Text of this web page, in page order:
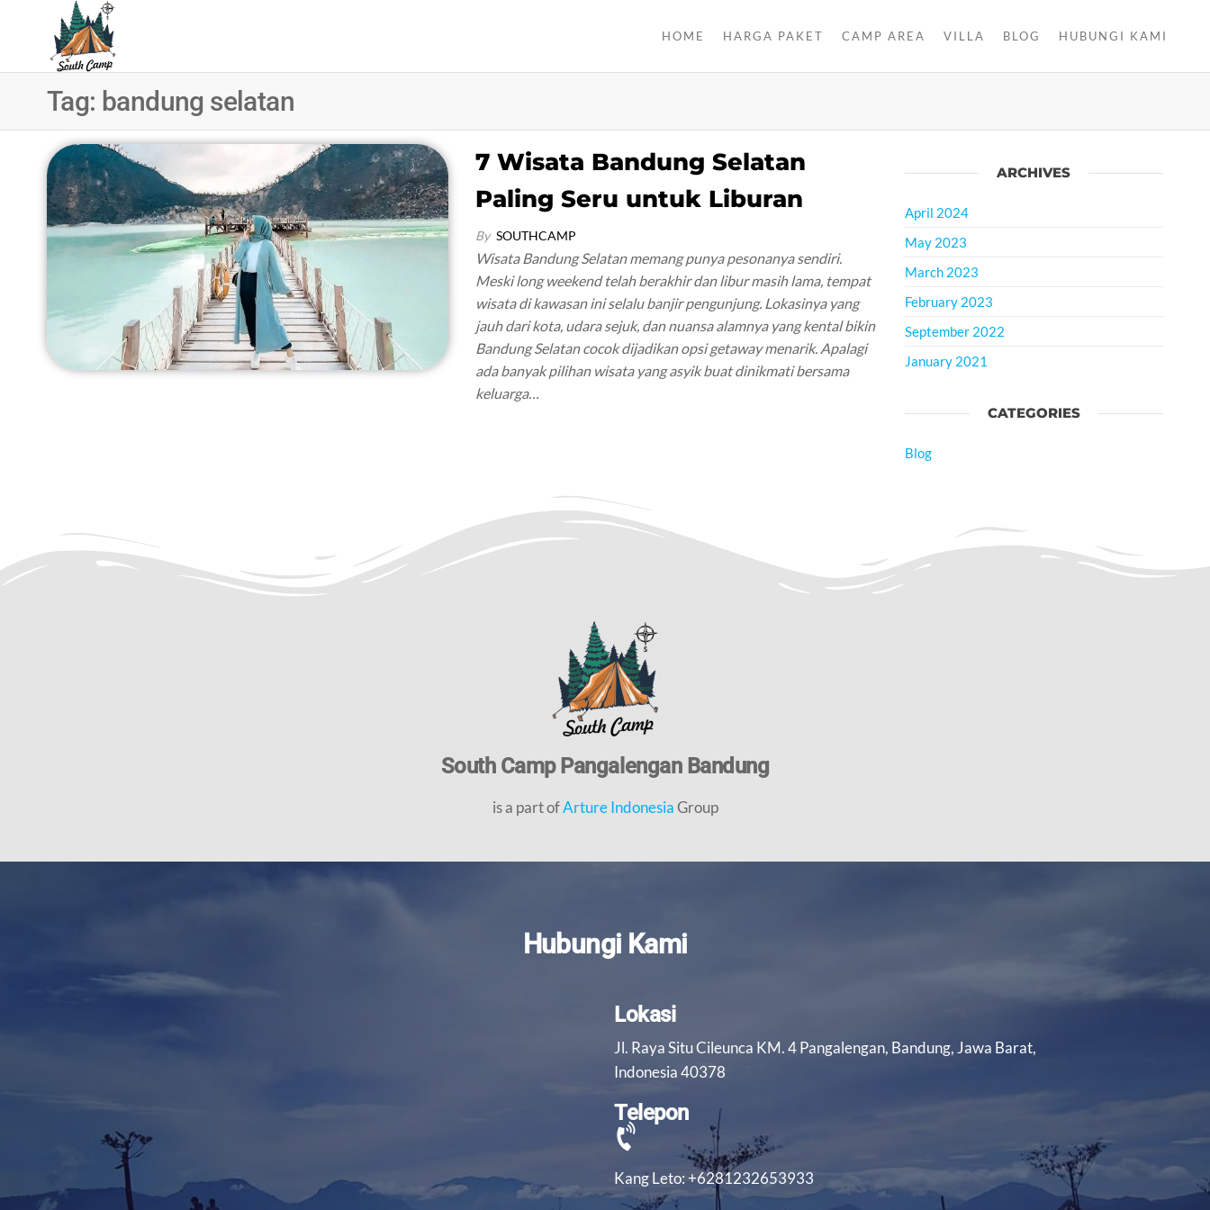
CAMP
Selatan
HOME HARGA PAKET CAMP AREA VILLA BLOG HUBUNGI KAMI
Tag: bandung selatan
7 Wisata Bandung Selatan
Paling Seru untuk Liburan
By SOUTHCAMP
Wisata Bandung Selatan memang punya pesonanya sendiri.
Meski long weekend telah berakhir dan libur masih lama, tempat
wisata di kawasan ini selalu banjir pengunjung. Lokasinya yang
jauh dari kota, udara sejuk, dan nuansa alamnya yang kental bikin
Bandung Selatan cocok dijadikan opsi getaway menarik. Apalagi
ada banyak pilihan wisata yang asyik buat dinikmati bersama
keluarga…
ARCHIVES
April 2024
May 2023
March 2023
February 2023
September 2022
January 2021
CATEGORIES
Blog
South Camp Pangalengan Bandung
is a part ofArture IndonesiaGroup
Hubungi Kami
Lokasi
Jl. Raya Situ Cileunca KM. 4 Pangalengan, Bandung, Jawa Barat,
Indonesia 40378
Telepon
Kang Leto: +6281232653933